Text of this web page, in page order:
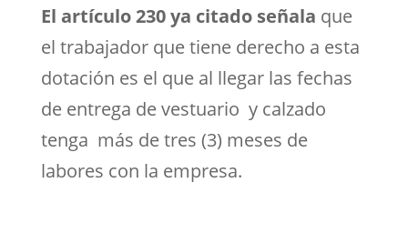
El artículo 230 ya citado señala que
el trabajador que tiene derecho a esta
dotación es el que al llegar las fechas
de entrega de vestuario y calzado
tenga más de tres (3) meses de
labores con la empresa.